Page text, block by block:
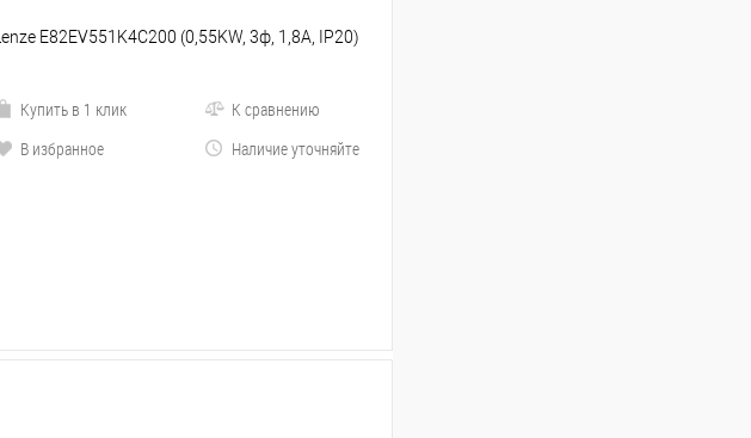
Lenze E82EV551K4C200 (0,55KW, 3ф, 1,8A, IP20)
Купить в 1 клик
К сравнению
В избранное
Наличие уточняйте